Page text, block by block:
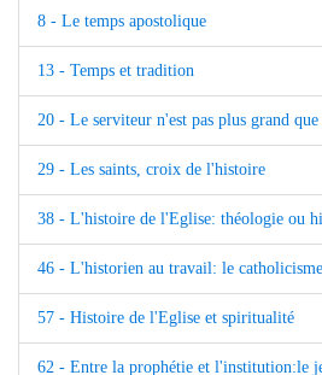
8 - Le temps apostolique
13 - Temps et tradition
20 - Le serviteur n'est pas plus grand
29 - Les saints, croix de l'histoire
38 - L'histoire de l'Eglise: théologie ou
46 - L'historien au travail: le
57 - Histoire de l'Eglise et spiritualité
62 - Entre la prophétie et l'institution:le